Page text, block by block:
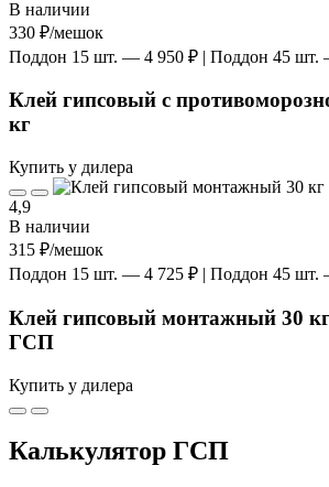
В наличии
330 ₽/мешок
Поддон 15 шт. — 4 950 ₽ | Поддон 45 шт.
Клей гипсовый с
кг
Купить у дилера
4,9
В наличии
315 ₽/мешок
Поддон 15 шт. — 4 725 ₽ | Поддон 45 шт.
Клей гипсовый монтажный 30
ГСП
Купить у дилера
Калькулятор ГСП